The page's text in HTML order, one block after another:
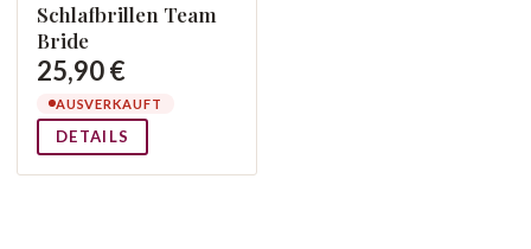
Schlafbrillen Team
Bride
25,90 €
AUSVERKAUFT
DETAILS